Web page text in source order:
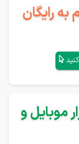
به رایگان
موبایل و